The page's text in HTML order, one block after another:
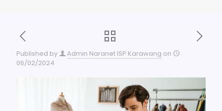
Published by Admin Naranet ISP Karawang on
06/02/2024